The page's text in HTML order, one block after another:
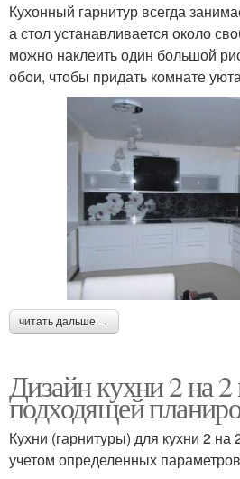
Кухонный гарнитур всегда
а стол устанавливается около
можно наклеить один большой
обои, чтобы придать комнате
читать дальше →
Дизайн кухни 2 на
подходящей
Кухни (гарнитуры) для кухни 2
учетом определенных